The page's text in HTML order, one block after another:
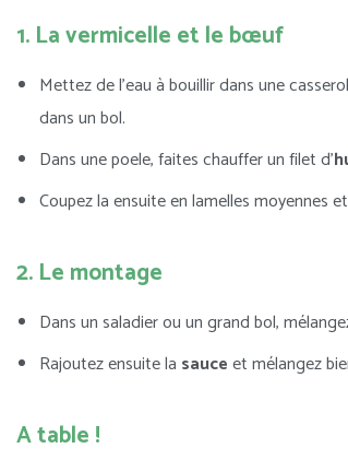
1. La vermicelle et le bœuf
Mettez de l’eau à bouillir dans une
dans un bol.
Dans une poele, faites chauffer un filet d’
Coupez la ensuite en lamelles moyennes
2. Le montage
Dans un saladier ou un grand bol,
Rajoutez ensuite la sauceet mélangez
A table !